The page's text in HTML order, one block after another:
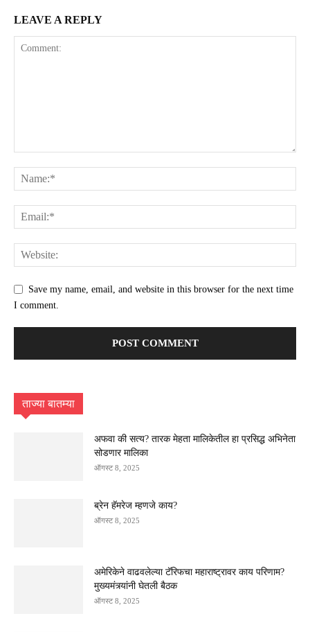
LEAVE A REPLY
Save my name, email, and website in this browser for the next time
I comment.
ताज्या बातम्या
अफवा की सत्य? तारक मेहता मालिकेतील हा प्रसिद्ध अभिनेता
सोडणार मालिका
ऑगस्ट 8, 2025
ब्रेन हॅमरेज म्हणजे काय?
ऑगस्ट 8, 2025
अमेरिकेने वाढवलेल्या टॅरिफचा महाराष्ट्रावर काय परिणाम?
मुख्यमंत्र्यांनी घेतली बैठक
ऑगस्ट 8, 2025